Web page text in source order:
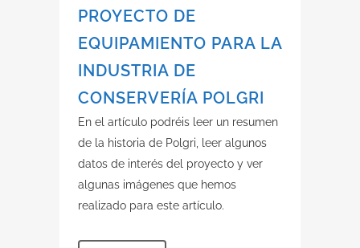
PROYECTO DE
EQUIPAMIENTO PARA LA
INDUSTRIA DE
CONSERVERÍA POLGRI
En el artículo podréis leer un resumen
de la historia de Polgri, leer algunos
datos de interés del proyecto y ver
algunas imágenes que hemos
realizado para este artículo.